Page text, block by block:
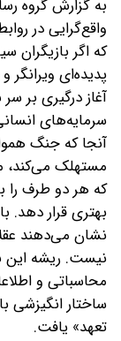
به گزارش گروه
واقع‌گرایی در
که اگر
پدیده‌ای
آغاز درگیری بر
سرمایه‌های
آنجا که جنگ
مستهلک می‌کند،
که هر دو طرف را
بهتری قرار
نشان می‌دهند
نیست. ریشه این
محاسباتی و
ساختار
تعهد» یافت.